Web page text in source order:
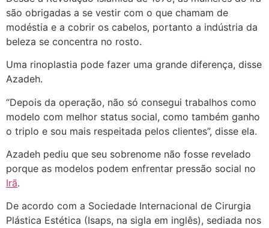
são obrigadas a se vestir com o que chamam de
modéstia e a cobrir os cabelos, portanto a indústria da
beleza se concentra no rosto.
Uma rinoplastia pode fazer uma grande diferença, disse
Azadeh.
“Depois da operação, não só consegui trabalhos como
modelo com melhor status social, como também ganho
o triplo e sou mais respeitada pelos clientes”, disse ela.
Azadeh pediu que seu sobrenome não fosse revelado
porque as modelos podem enfrentar pressão social no
Irã.
De acordo com a Sociedade Internacional de Cirurgia
Plástica Estética (Isaps, na sigla em inglês), sediada nos